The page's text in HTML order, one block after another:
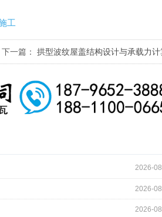
工
下一篇：拱型波纹屋盖结构设计与承载力计
2026-
2026-
2026-